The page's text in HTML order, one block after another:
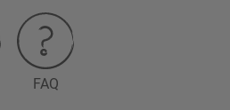
FAQ